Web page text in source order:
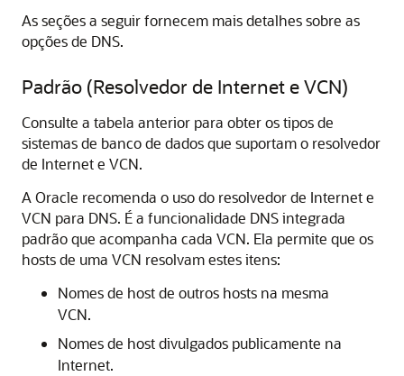
As seções a seguir fornecem mais detalhes sobre as
opções de DNS.
Padrão (Resolvedor de Internet e VCN)
Consulte a tabela anterior para obter os tipos de
sistemas de banco de dados que suportam o resolvedor
de Internet e VCN.
A Oracle recomenda o uso do resolvedor de Internet e
VCN para DNS. É a funcionalidade DNS integrada
padrão que acompanha cada VCN. Ela permite que os
hosts de uma VCN resolvam estes itens:
Nomes de host de outros hosts na mesma
VCN.
Nomes de host divulgados publicamente na
Internet.